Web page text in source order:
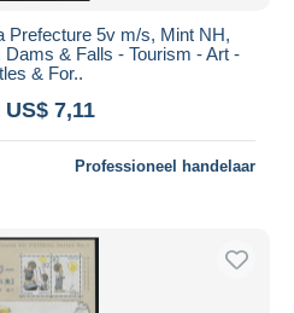
Prefecture 5v m/s, Mint NH,
Dams & Falls - Tourism - Art -
& For..
US$ 7,11
Professioneel handelaar